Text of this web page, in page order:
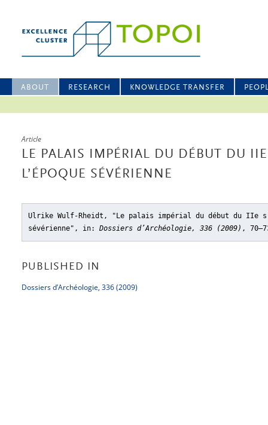
ABOUT RESEARCH KNOWLEDGE TRANSFER
Article
LE PALAIS IMPÉRIAL DU DÉBUT DU
L’ÉPOQUE SÉVÉRIENNE
Ulrike Wulf-Rheidt, "Le palais impérial du début du IIe
sévérienne" , in: Dossiers d’Archéologie, 336 (2009) ,
PUBLISHED IN
Dossiers d’Archéologie, 336 (2009)